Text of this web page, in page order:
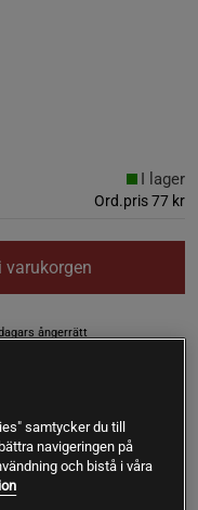
Ord.pris77 kr
I lager
varukorgen
ångerrätt
liten förpackning till
samtycker du till
navigeringen på
och bistå i våra